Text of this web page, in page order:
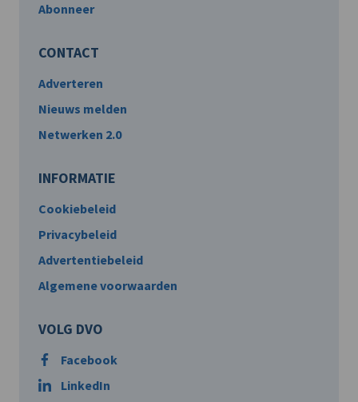
Abonneer
CONTACT
Adverteren
Nieuws melden
Netwerken 2.0
INFORMATIE
Cookiebeleid
Privacybeleid
Advertentiebeleid
Algemene voorwaarden
VOLG DVO
Facebook
LinkedIn